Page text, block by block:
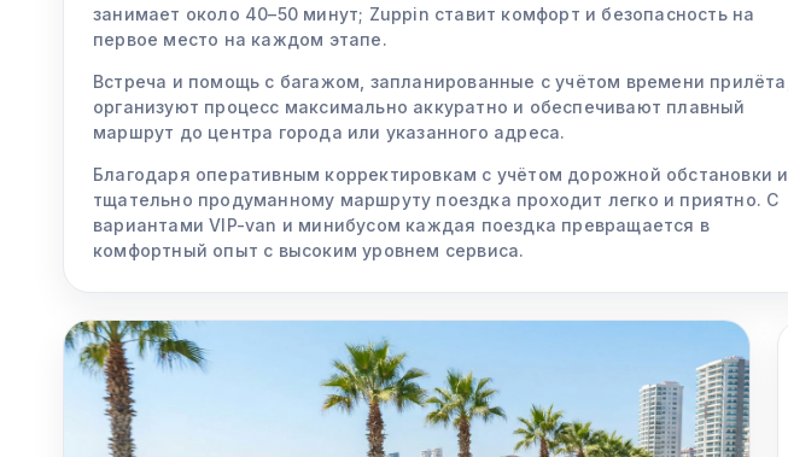
занимает около 40–50 минут; Zuppin ставит комфорт и безопасность на
первое место на каждом этапе.
Встреча и помощь с багажом, запланированные с учётом времени прилёта,
организуют процесс максимально аккуратно и обеспечивают плавный
маршрут до центра города или указанного адреса.
Благодаря оперативным корректировкам с учётом дорожной обстановки и
тщательно продуманному маршруту поездка проходит легко и приятно. С
вариантами VIP-van и минибусом каждая поездка превращается в
комфортный опыт с высоким уровнем сервиса.